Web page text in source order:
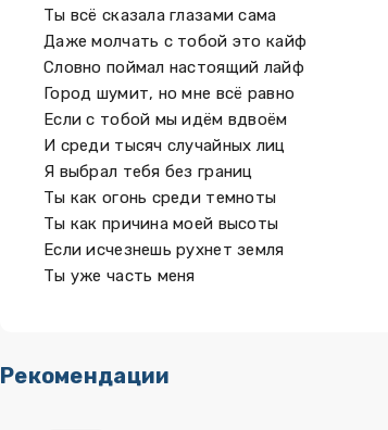
Ты всё сказала глазами сама
Даже молчать с тобой это кайф
Словно поймал настоящий лайф
Город шумит, но мне всё равно
Если с тобой мы идём вдвоём
И среди тысяч случайных лиц
Я выбрал тебя без границ
Ты как огонь среди темноты
Ты как причина моей высоты
Если исчезнешь рухнет земля
Ты уже часть меня
Рекомендации